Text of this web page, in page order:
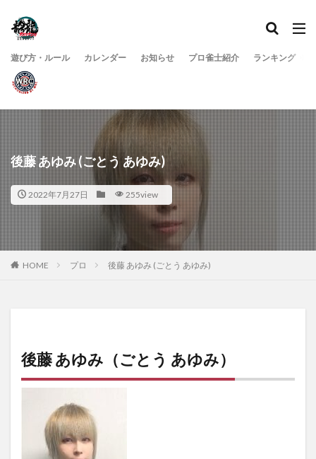
遊び方・ルール カレンダー お知らせ プロ雀士紹介 ランキング
後藤 あゆみ (ごとう あゆみ)
2022年7月27日 255view
HOME プロ 後藤 あゆみ (ごとう あゆみ)
後藤 あゆみ（ごとう あゆみ）